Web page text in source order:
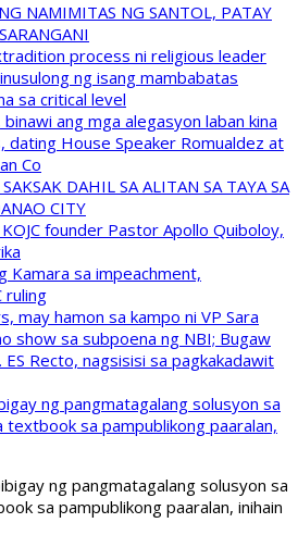
NAMIMITAS NG SANTOL, PATAY
process ni religious leader
ng isang mambabatas
sa critical level
ang mga alegasyon laban kina
dating House Speaker Romualdez at
Co
DAHIL SA ALITAN SA TAYA SA
CITY
founder Pastor Apollo Quiboloy,
Kamara sa impeachment,
ruling
may hamon sa kampo ni VP Sara
show sa subpoena ng NBI; Bugaw
ES Recto, nagsisisi sa pagkakadawit
ng pangmatagalang solusyon sa
textbook sa pampublikong paaralan,
ng pangmatagalang solusyon sa
sa pampublikong paaralan, inihain